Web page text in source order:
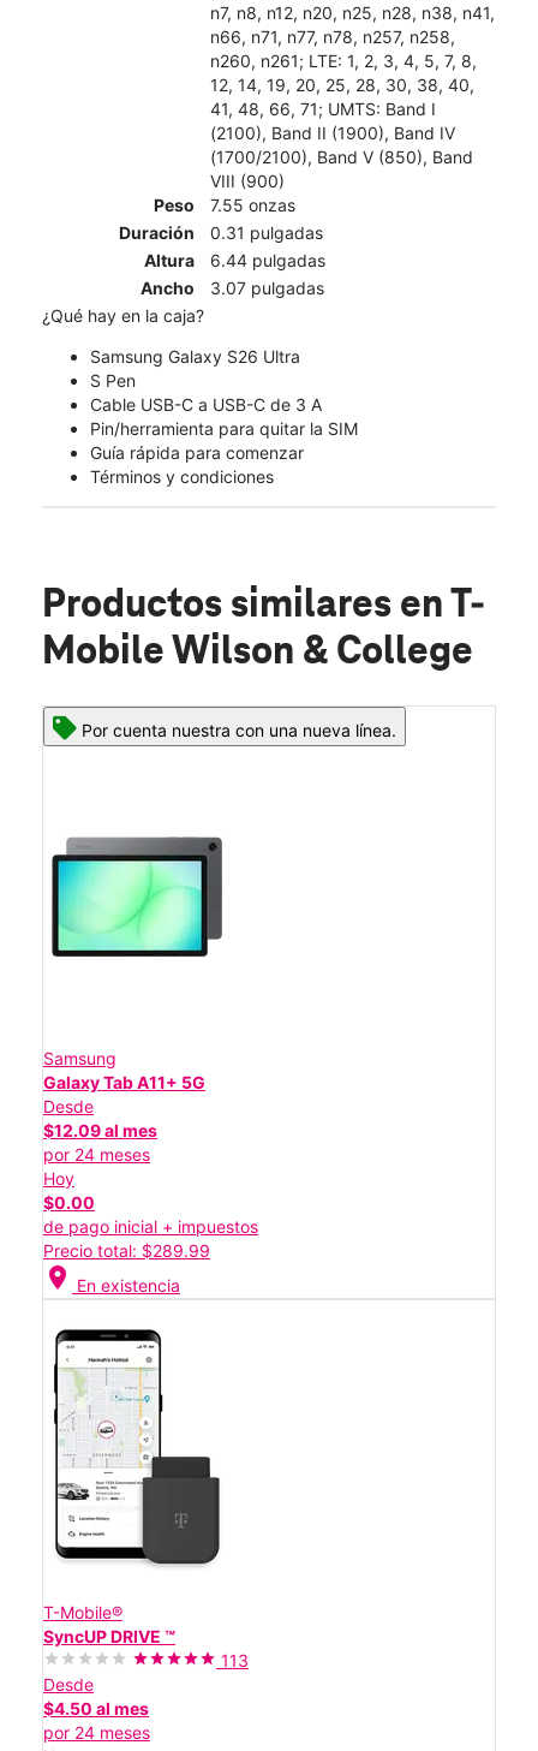
n7, n8, n12, n20, n25, n28, n38, n41,
n66, n71, n77, n78, n257, n258,
n260, n261; LTE: 1, 2, 3, 4, 5, 7, 8,
12, 14, 19, 20, 25, 28, 30, 38, 40,
41, 48, 66, 71; UMTS: Band I
(2100), Band II (1900), Band IV
(1700/2100), Band V (850), Band
VIII (900)
Peso
7.55 onzas
Duración
0.31 pulgadas
Altura
6.44 pulgadas
Ancho
3.07 pulgadas
¿Qué hay en la caja?
Samsung Galaxy S26 Ultra
S Pen
Cable USB-C a USB-C de 3 A
Pin/herramienta para quitar la SIM
Guía rápida para comenzar
Términos y condiciones
Productos similares en T-
Mobile Wilson & College
Por cuenta nuestra con una nueva línea.
Samsung
Galaxy Tab A11+ 5G
Desde
$12.09 al mes
por 24 meses
Hoy
$0.00
de pago inicial + impuestos
Precio total: $289.99
location_on En existencia
T-Mobile®
SyncUP DRIVE ™
113
Desde
$4.50 al mes
por 24 meses